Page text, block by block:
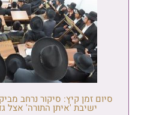
סיום זמן קיץ: סיקור נרחב
ישיבת 'איתן התורה' אצל